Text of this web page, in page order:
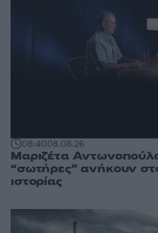
08:4008.08.26
Μαριζέτα
“σωτήρες” ανήκουν
ιστορίας